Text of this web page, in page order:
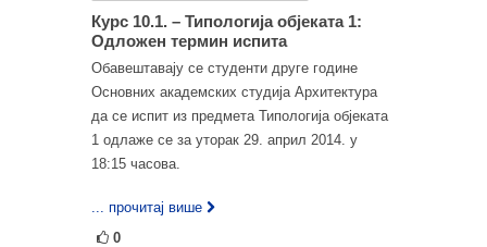
Курс 10.1. – Типологија објеката 1:
Одложен термин испита
Обавештавају се студенти друге године
Основних академских студија Архитектура
да се испит из предмета Типологија објеката
1 одлаже се за уторак 29. април 2014. у
18:15 часова.
... прочитај више
0